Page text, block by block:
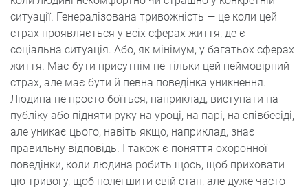
ситуації. Генералізована тривожність — це коли цей
страх проявляється у всіх сферах життя, де є
соціальна ситуація. Або, як мінімум, у багатьох сферах
життя. Має бути присутнім не тільки цей неймовірний
страх, але має бути й певна поведінка уникнення.
Людина не просто боїться, наприклад, виступати на
публіку або підняти руку на уроці, на парі, на співбесіді,
але уникає цього, навіть якщо, наприклад, знає
правильну відповідь. І також є поняття охоронної
поведінки, коли людина робить щось, щоб приховати
цю тривогу, щоб полегшити свій стан, але дуже часто